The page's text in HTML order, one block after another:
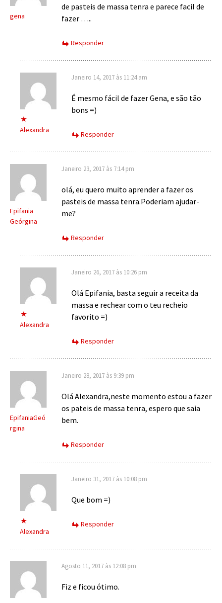
gena
de pasteis de massa tenra e parece facil de
fazer …..
Responder
Alexandra
Janeiro 14, 2017 às 11:24 am
É mesmo fácil de fazer Gena, e são tão
bons =)
Responder
Epifania
Geórgina
Janeiro 23, 2017 às 7:14 pm
olá, eu quero muito aprender a fazer os
pasteis de massa tenra.Poderiam ajudar-
me?
Responder
Alexandra
Janeiro 26, 2017 às 10:26 pm
Olá Epifania, basta seguir a receita da
massa e rechear com o teu recheio
favorito =)
Responder
EpifaniaGeó
rgina
Janeiro 28, 2017 às 9:39 pm
Olá Alexandra,neste momento estou a fazer
os pateis de massa tenra, espero que saia
bem.
Responder
Alexandra
Janeiro 31, 2017 às 10:08 pm
Que bom =)
Responder
Agosto 11, 2017 às 12:08 pm
Fiz e ficou ótimo.